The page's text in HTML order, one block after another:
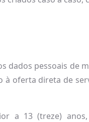
dados pessoais
à oferta direta de
a 13 (treze)